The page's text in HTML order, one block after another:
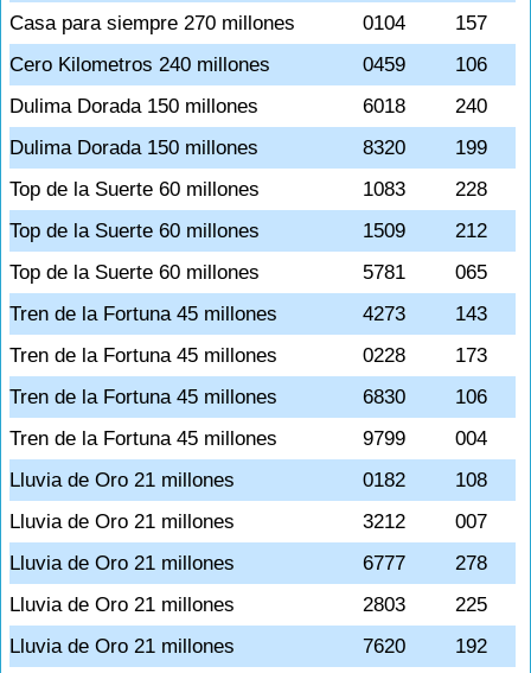
Casa para siempre 270 millones
0104
157
Cero Kilometros 240 millones
0459
106
Dulima Dorada 150 millones
6018
240
Dulima Dorada 150 millones
8320
199
Top de la Suerte 60 millones
1083
228
Top de la Suerte 60 millones
1509
212
Top de la Suerte 60 millones
5781
065
Tren de la Fortuna 45 millones
4273
143
Tren de la Fortuna 45 millones
0228
173
Tren de la Fortuna 45 millones
6830
106
Tren de la Fortuna 45 millones
9799
004
Lluvia de Oro 21 millones
0182
108
Lluvia de Oro 21 millones
3212
007
Lluvia de Oro 21 millones
6777
278
Lluvia de Oro 21 millones
2803
225
Lluvia de Oro 21 millones
7620
192